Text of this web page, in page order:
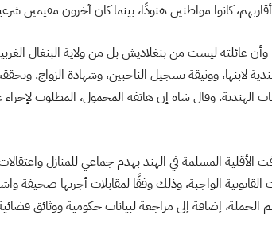
كانوا مواطنين هنودًا، بينما كان آخرون مقيمين
وأن عائلته ليست من بنغلاديش بل من ولاية البنغال
لابنها، ووثيقة تسجيل الناخبين، وشهادة
الهندية. وقال شاه إن هاتفه المحمول، المطلوب
الأقلية المسلمة في الهند بهدم جماعي للمنازل
القانونية الواجبة، وذلك وفقًا لمقابلات أجرتها